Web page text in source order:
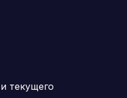
текущего